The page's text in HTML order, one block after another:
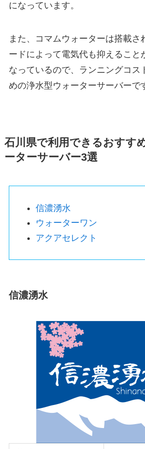
になっています。
また、コマムウォーターは搭載さ
ードによって電気代も抑えること
なっているので、ランニングコス
めの浄水型ウォーターサーバーで
石川県で利用できるおすす
ーターサーバー3選
信濃湧水
ウォーターワン
アクアセレクト
信濃湧水